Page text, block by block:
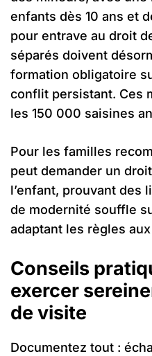
enfants dès 10 ans et
pour entrave au droit
séparés doivent
formation obligatoire
conflit persistant. Ces
les 150 000 saisines
Pour les familles
peut demander un
l’enfant, prouvant des
de modernité souffle
adaptant les règles
Conseils
exercer
de visite
Documentez tout :